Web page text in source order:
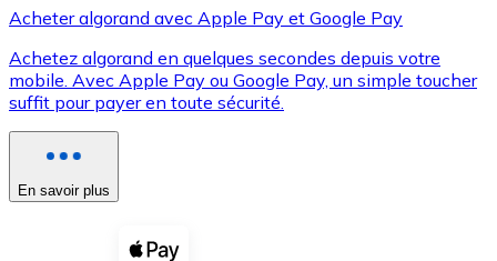
XRP
XRP
Voir toutes
Coupons crypto
Acheter algorand avec Apple Pay et Google Pay
Achetez algorand en quelques secondes depuis votre
mobile. Avec Apple Pay ou Google Pay, un simple toucher
suffit pour payer en toute sécurité.
En savoir plus